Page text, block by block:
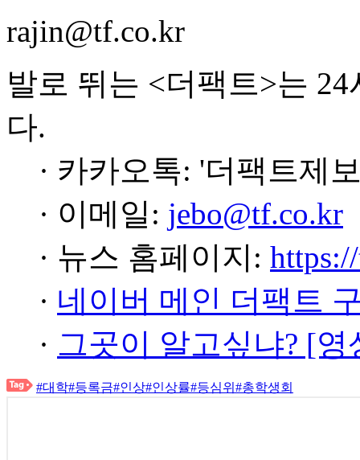
rajin@tf.co.kr
발로 뛰는 <더팩트>는
다.
· 카카오톡: '더팩트제
· 이메일: jebo@tf.co.kr
· 뉴스 홈페이지:
· 네이버 메인 더팩트
· 그곳이 알고싶냐? [
#대학#등록금#인상#인상률#등심위 #총학생회